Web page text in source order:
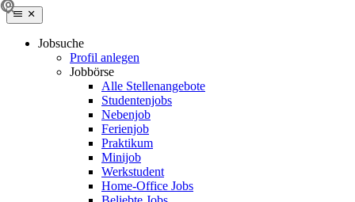
Jobsuche
Profil anlegen
Jobbörse
Alle Stellenangebote
Studentenjobs
Nebenjob
Ferienjob
Praktikum
Minijob
Werkstudent
Home-Office Jobs